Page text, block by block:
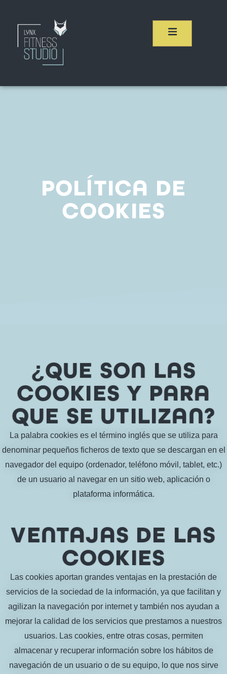
POLÍTICA DE
COOKIES
¿QUE SON LAS
COOKIES Y PARA
QUE SE UTILIZAN?
La palabra cookies es el término inglés que se utiliza para
denominar pequeños ficheros de texto que se descargan en el
navegador del equipo (ordenador, teléfono móvil, tablet, etc.)
de un usuario al navegar en un sitio web, aplicación o
plataforma informática.
VENTAJAS DE LAS
COOKIES
Las cookies aportan grandes ventajas en la prestación de
servicios de la sociedad de la información, ya que facilitan y
agilizan la navegación por internet y también nos ayudan a
mejorar la calidad de los servicios que prestamos a nuestros
usuarios. Las cookies, entre otras cosas, permiten
almacenar y recuperar información sobre los hábitos de
navegación de un usuario o de su equipo, lo que nos sirve